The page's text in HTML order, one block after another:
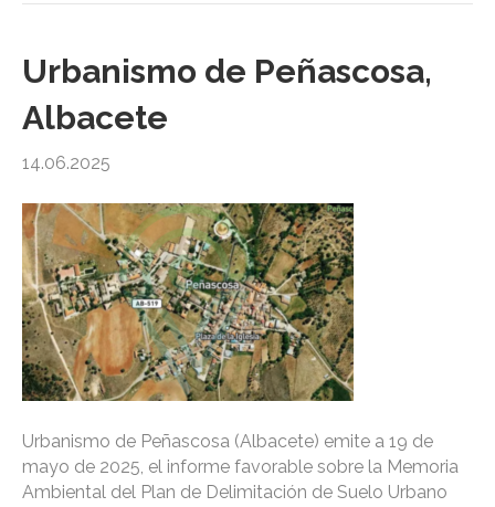
Urbanismo de Peñascosa,
Albacete
14.06.2025
Urbanismo de Peñascosa (Albacete) emite a 19 de
mayo de 2025, el informe favorable sobre la Memoria
Ambiental del Plan de Delimitación de Suelo Urbano